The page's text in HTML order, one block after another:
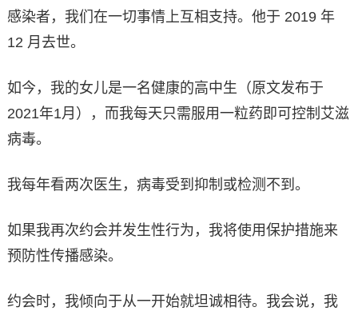
感染者，我们在一切事情上互相支持。他于 2019 年
12 月去世。
如今，我的女儿是一名健康的高中生（原文发布于
2021年1月），而我每天只需服用一粒药即可控制艾滋
病毒。
我每年看两次医生，病毒受到抑制或检测不到。
如果我再次约会并发生性行为，我将使用保护措施来
预防性传播感染。
约会时，我倾向于从一开始就坦诚相待。我会说，我